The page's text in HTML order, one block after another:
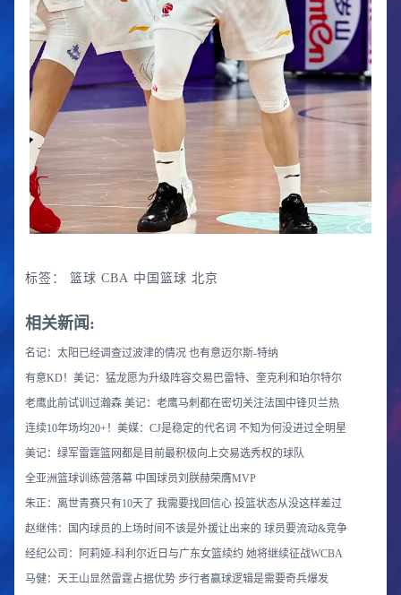
标签： 篮球 CBA 中国篮球 北京
相关新闻:
名记：太阳已经调查过波津的情况 也有意迈尔斯-特纳
有意KD！美记：猛龙愿为升级阵容交易巴雷特、奎克利和珀尔特尔
老鹰此前试训过瀚森 美记：老鹰马刺都在密切关注法国中锋贝兰热
连续10年场均20+！美媒：CJ是稳定的代名词 不知为何没进过全明星
美记：绿军雷霆篮网都是目前最积极向上交易选秀权的球队
全亚洲篮球训练营落幕 中国球员刘朕赫荣膺MVP
朱正：离世青赛只有10天了 我需要找回信心 投篮状态从没这样差过
赵继伟：国内球员的上场时间不该是外援让出来的 球员要流动&竞争
经纪公司：阿莉娅-科利尔近日与广东女篮续约 她将继续征战WCBA
马健：天王山显然雷霆占据优势 步行者赢球逻辑是需要奇兵爆发